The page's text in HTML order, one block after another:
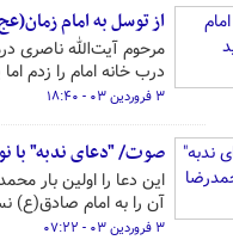
از توسل به‌ امام
مرحوم آیت‌الله ناصری
درب خانه امام را زدم
۳ فروردین ۰۳ - ۱۸:۴۰
صوت/ "دعای ندبه" با
این دعا را اولین بار
آن را به امام صادق(ع)
۳ فروردین ۰۳ - ۰۷:۲۲